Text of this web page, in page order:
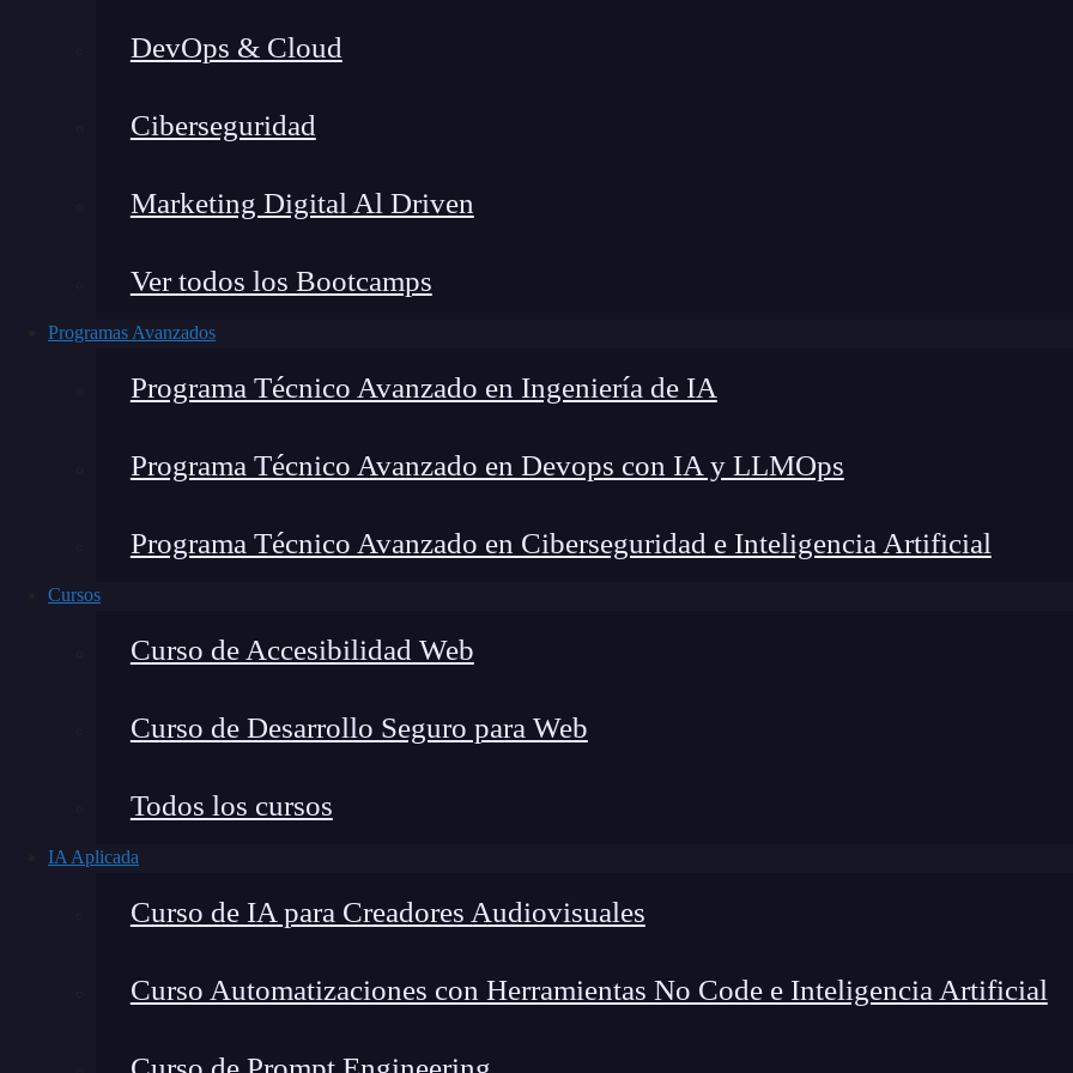
DevOps & Cloud
Ciberseguridad
Marketing Digital Al Driven
Ver todos los Bootcamps
Programas Avanzados
Programa Técnico Avanzado en Ingeniería de IA
Programa Técnico Avanzado en Devops con IA y LLMOps
Programa Técnico Avanzado en Ciberseguridad e Inteligencia Artificial
Cursos
Curso de Accesibilidad Web
Curso de Desarrollo Seguro para Web
Todos los cursos
IA Aplicada
Curso de IA para Creadores Audiovisuales
Curso Automatizaciones con Herramientas No Code e Inteligencia Artificial
Montana Martín López
Especialista en tecnología y formación digital, con foco en el desarrollo de talento y el análisis del sector